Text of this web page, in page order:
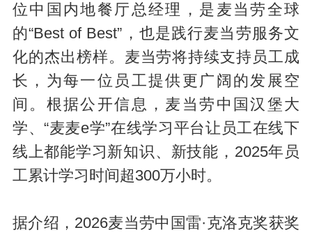
位中国内地餐厅总经理，是麦当劳全球
的“Best of Best”，也是践行麦当劳服务文
化的杰出榜样。麦当劳将持续支持员工成
长，为每一位员工提供更广阔的发展空
间。根据公开信息，麦当劳中国汉堡大
学、“麦麦e学”在线学习平台让员工在线下
线上都能学习新知识、新技能，2025年员
工累计学习时间超300万小时。
据介绍，2026麦当劳中国雷·克洛克奖获奖